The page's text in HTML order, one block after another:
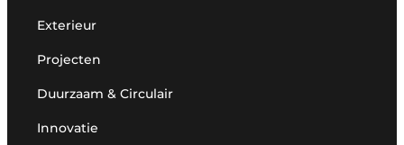
Exterieur
Projecten
Duurzaam & Circulair
Innovatie